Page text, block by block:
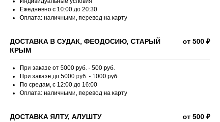
Ежедневно с 10:00 до 20:30
Оплата: наличными, перевод на карту
ДОСТАВКА В СУДАК, ФЕОДОСИЮ, СТАРЫЙ
КРЫМ
от 500 ₽
При заказе от 5000 руб. - 500 руб.
При заказе до 5000 руб. - 1000 руб.
По средам, с 12:00 до 16:00
Оплата: наличными, перевод на карту
ДОСТАВКА ЯЛТУ, АЛУШТУ от 500 ₽